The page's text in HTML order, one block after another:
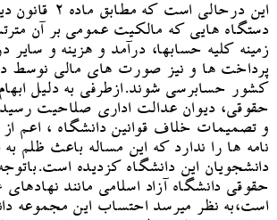
این درحالی است
دستگاه هایی که مالکیت عمومی بر آن
زمینه کلیه حسابها، درآمد و هزینه و سایر
پرداخت ها و نیز صورت های مالی نوسط
کشور حسابرسی شوند.ازطرفی به دلیل
حقوقی، دیوان عدالت اداری صلاحیت
و تصمیمات خلاف قوانین دانشگاه ، اعم از
نامه ها را ندارد که این مساله باعث ظلم به
دانشجویان این دانشگاه کزدیده
حقوقی دانشگاه آزاد اسلامی مانند
است،به نظر میرسد احتساب این مجموعه